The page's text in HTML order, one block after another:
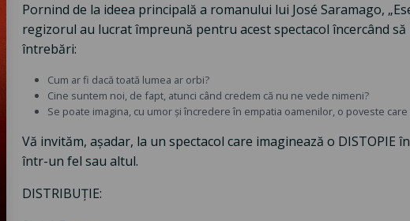
Pornind de la ideea principală a romanului lui José Saramago,
regizorul au lucrat împreună pentru acest spectacol încercând
întrebări:
Cum ar fi dacă toată lumea ar orbi?
Cine suntem noi, de fapt, atunci când credem că nu ne vede nimeni?
Se poate imagina, cu umor și încredere în empatia oamenilor, o poveste
Vă invităm, așadar, la un spectacol care imaginează o DISTOPIE
într-un fel sau altul.
DISTRIBUȚIE: